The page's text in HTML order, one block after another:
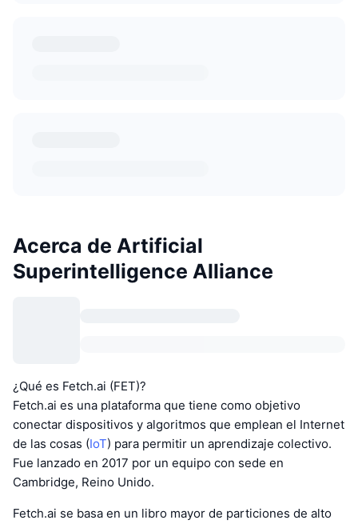
Acerca de Artificial
Superintelligence Alliance
¿Qué es Fetch.ai (FET)?
Fetch.ai es una plataforma que tiene como objetivo
conectar dispositivos y algoritmos que emplean el Internet
de las cosas (IoT) para permitir un aprendizaje colectivo.
Fue lanzado en 2017 por un equipo con sede en
Cambridge, Reino Unido.
Fetch.ai se basa en un libro mayor de particiones de alto